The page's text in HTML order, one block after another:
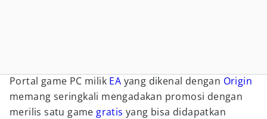
Portal game PC milik EA yang dikenal dengan Origin
memang seringkali mengadakan promosi dengan
merilis satu game gratis yang bisa didapatkan